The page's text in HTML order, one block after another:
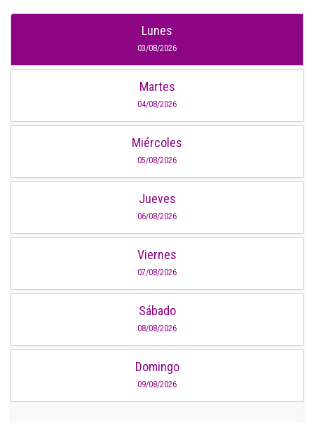
Lunes
03/08/2026
Martes
04/08/2026
Miércoles
05/08/2026
Jueves
06/08/2026
Viernes
07/08/2026
Sábado
08/08/2026
Domingo
09/08/2026